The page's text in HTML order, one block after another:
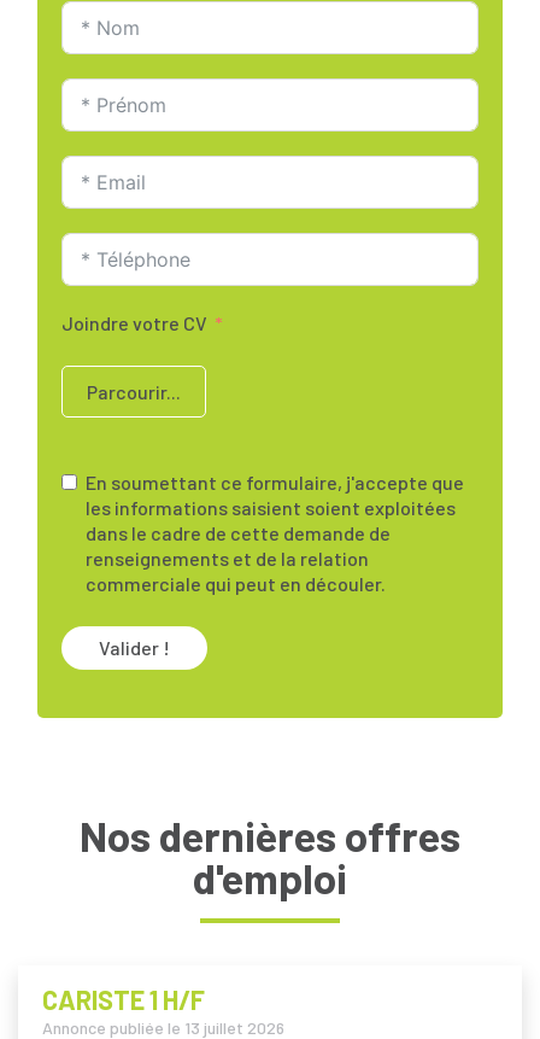
Joindre votre CV
Parcourir...
En soumettant ce formulaire, j'accepte que
les informations saisient soient exploitées
dans le cadre de cette demande de
renseignements et de la relation
commerciale qui peut en découler.
Valider !
Nos dernières offres
d'emploi
CARISTE 1 H/F
Annonce publiée le 13 juillet 2026